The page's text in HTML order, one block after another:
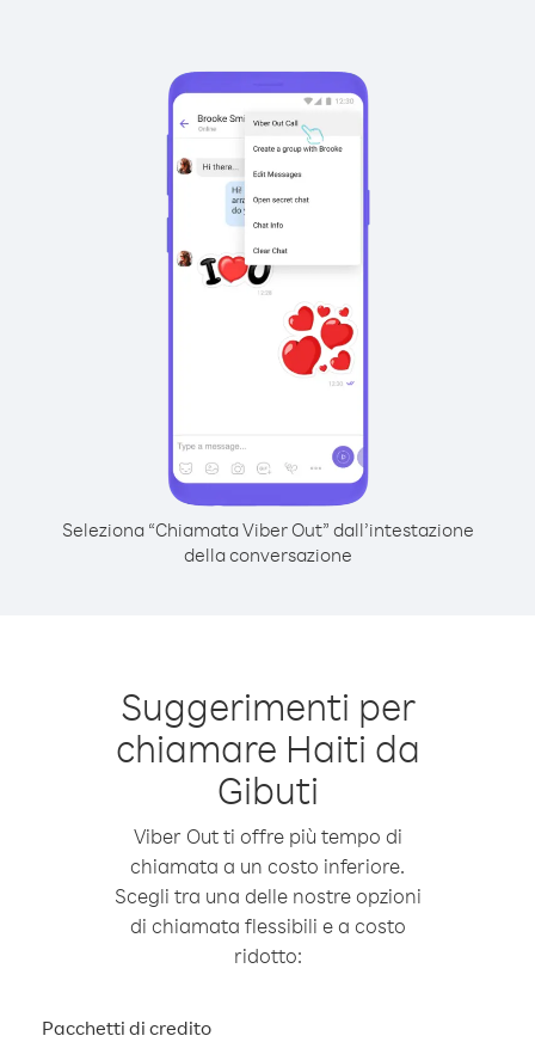
Seleziona “Chiamata Viber Out” dall’intestazione
della conversazione
Suggerimenti per
chiamare Haiti da
Gibuti
Viber Out ti offre più tempo di
chiamata a un costo inferiore.
Scegli tra una delle nostre opzioni
di chiamata flessibili e a costo
ridotto:
Pacchetti di credito